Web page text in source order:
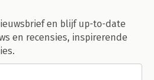
en blijf up-to-date
en recensies, inspirerende